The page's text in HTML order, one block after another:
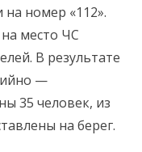
номер «112».
место ЧС
В результате
—
35 человек, из
на берег.